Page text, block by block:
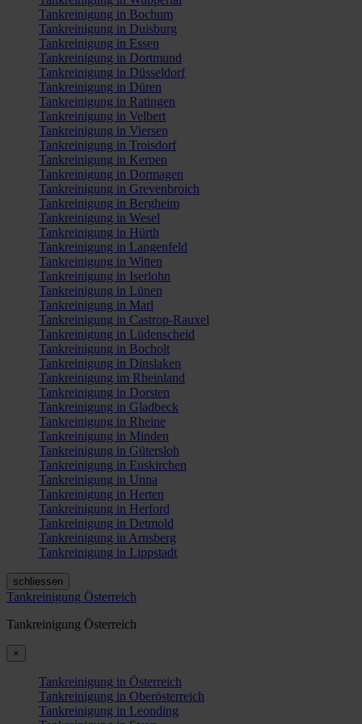
Tankreinigung in Bochum
Tankreinigung in Duisburg
Tankreinigung in Essen
Tankreinigung in Dortmund
Tankreinigung in Düsseldorf
Tankreinigung in Düren
Tankreinigung in Ratingen
Tankreinigung in Velbert
Tankreinigung in Viersen
Tankreinigung in Troisdorf
Tankreinigung in Kerpen
Tankreinigung in Dormagen
Tankreinigung in Grevenbroich
Tankreinigung in Bergheim
Tankreinigung in Wesel
Tankreinigung in Hürth
Tankreinigung in Langenfeld
Tankreinigung in Witten
Tankreinigung in Iserlohn
Tankreinigung in Lünen
Tankreinigung in Marl
Tankreinigung in Castrop-Rauxel
Tankreinigung in Lüdenscheid
Tankreinigung in Bocholt
Tankreinigung in Dinslaken
Tankreinigung im Rheinland
Tankreinigung in Dorsten
Tankreinigung in Gladbeck
Tankreinigung in Rheine
Tankreinigung in Minden
Tankreinigung in Gütersloh
Tankreinigung in Euskirchen
Tankreinigung in Unna
Tankreinigung in Herten
Tankreinigung in Herford
Tankreinigung in Detmold
Tankreinigung in Arnsberg
Tankreinigung in Lippstadt
schliessen
Tankreinigung Österreich
Tankreinigung Österreich
×
Tankreinigung in Österreich
Tankreinigung in Oberösterreich
Tankreinigung in Leonding